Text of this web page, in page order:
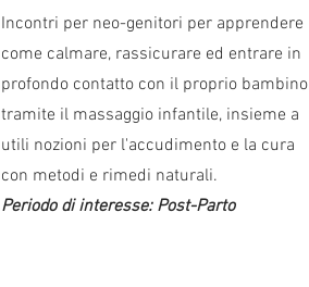
Incontri per neo-genitori per apprendere
come calmare, rassicurare ed entrare in
profondo contatto con il proprio bambino
tramite il massaggio infantile, insieme a
utili nozioni per l'accudimento e la cura
con metodi e rimedi naturali.
Periodo di interesse: Post-Parto